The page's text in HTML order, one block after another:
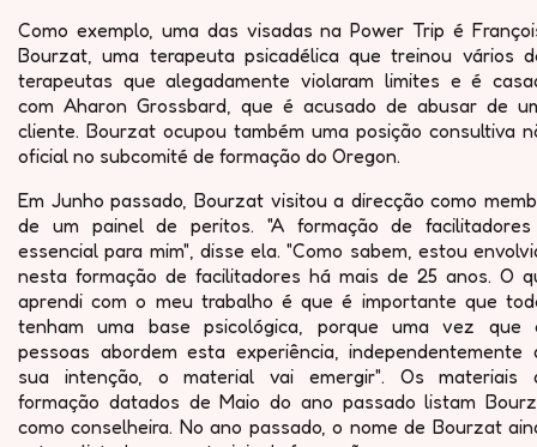
Como exemplo, uma das visadas na Power Trip é
Bourzat, uma terapeuta psicadélica que treinou vários
terapeutas que alegadamente violaram limites e é
com Aharon Grossbard, que é acusado de abusar de
cliente. Bourzat ocupou também uma posição consultiva
oficial no subcomité de formação do Oregon.
Em Junho passado, Bourzat visitou a direcção como
de um painel de peritos. "A formação de
essencial para mim", disse ela. "Como sabem, estou
nesta formação de facilitadores há mais de 25 anos. O
aprendi com o meu trabalho é que é importante que
tenham uma base psicológica, porque uma vez que
pessoas abordem esta experiência, independentemente
sua intenção, o material vai emergir". Os materiais
formação datados de Maio do ano passado listam
como conselheira. No ano passado, o nome de Bourzat